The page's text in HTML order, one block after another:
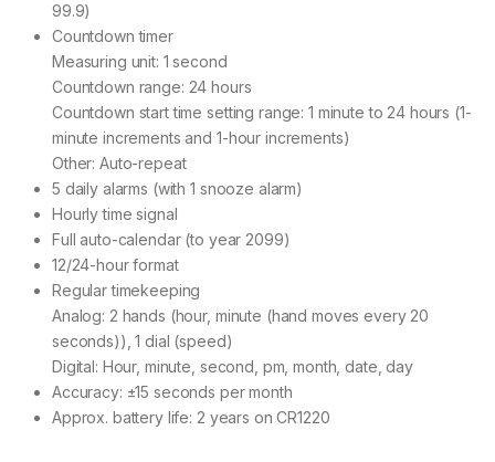
99.9)
Countdown timer
Measuring unit: 1 second
Countdown range: 24 hours
Countdown start time setting range: 1 minute to 24 hours (1-
minute increments and 1-hour increments)
Other: Auto-repeat
5 daily alarms (with 1 snooze alarm)
Hourly time signal
Full auto-calendar (to year 2099)
12/24-hour format
Regular timekeeping
Analog: 2 hands (hour, minute (hand moves every 20
seconds)), 1 dial (speed)
Digital: Hour, minute, second, pm, month, date, day
Accuracy: ±15 seconds per month
Approx. battery life: 2 years on CR1220